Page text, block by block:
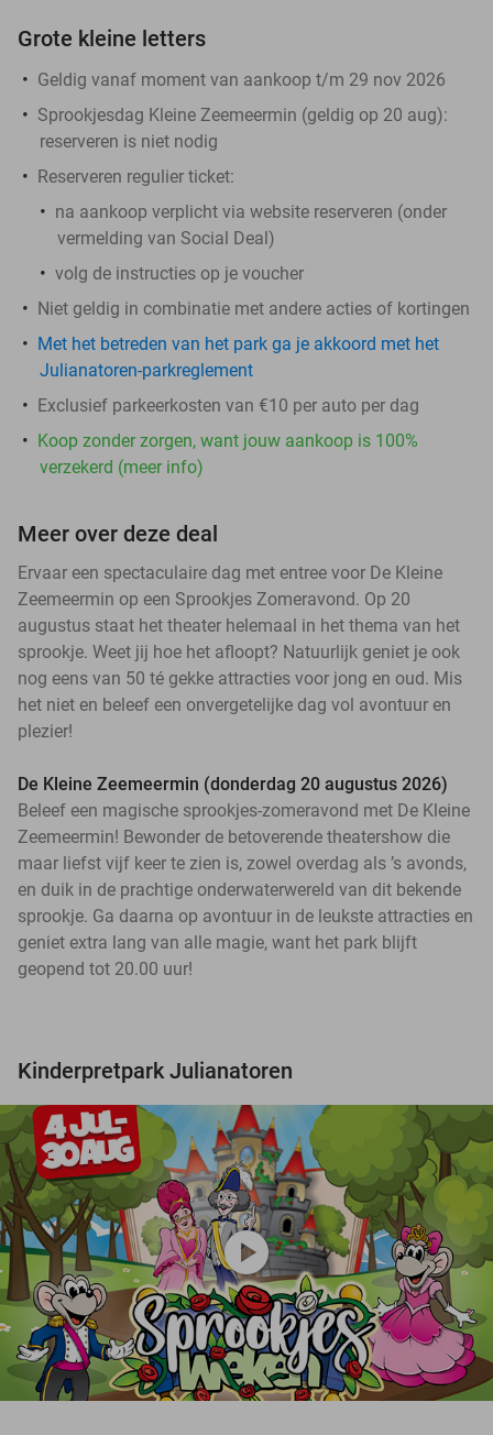
Grote kleine letters
Geldig vanaf moment van aankoop t/m 29 nov 2026
Sprookjesdag Kleine Zeemeermin (geldig op 20 aug):
reserveren is niet nodig
Reserveren regulier ticket:
na aankoop verplicht via website reserveren (onder
vermelding van Social Deal)
volg de instructies op je voucher
Niet geldig in combinatie met andere acties of kortingen
Met het betreden van het park ga je akkoord met het
Julianatoren-parkreglement
Exclusief parkeerkosten van €10 per auto per dag
Koop zonder zorgen, want jouw aankoop is 100%
verzekerd (meer info)
Meer over deze deal
Ervaar een spectaculaire dag met entree voor De Kleine
Zeemeermin op een Sprookjes Zomeravond. Op 20
augustus staat het theater helemaal in het thema van het
sprookje. Weet jij hoe het afloopt? Natuurlijk geniet je ook
nog eens van 50 té gekke attracties voor jong en oud. Mis
het niet en beleef een onvergetelijke dag vol avontuur en
plezier!
De Kleine Zeemeermin (donderdag 20 augustus 2026)
Beleef een magische sprookjes-zomeravond met De Kleine
Zeemeermin! Bewonder de betoverende theatershow die
maar liefst vijf keer te zien is, zowel overdag als ’s avonds,
en duik in de prachtige onderwaterwereld van dit bekende
sprookje. Ga daarna op avontuur in de leukste attracties en
geniet extra lang van alle magie, want het park blijft
geopend tot 20.00 uur!
Kinderpretpark Julianatoren
play_circle